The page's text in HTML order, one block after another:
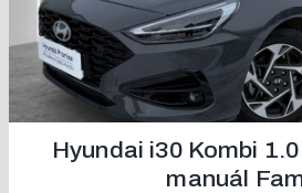
Hyundai i30 Kombi
manuál